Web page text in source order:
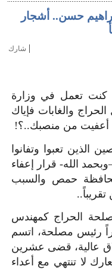
حسن.. أشجار
شارك |
كنت تعمل في وزارة
والغابات فإياك
أعفيت من منصبك..؟!
الذين تعبوا وتفانوا
الله- قرار إعفاء
حمص والسبب
الحراج كمهندس
رئيس مصلحة، اتسم
عالية، قضى عشرين
لا تنتهي مع أعداء